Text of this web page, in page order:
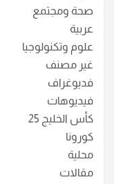
صحة ومجتمع
عربية
علوم وتكنولوجيا
غير مصنف
فديوغراف
فيديوهات
كأس الخليج 25
كورونا
محلية
مقالات